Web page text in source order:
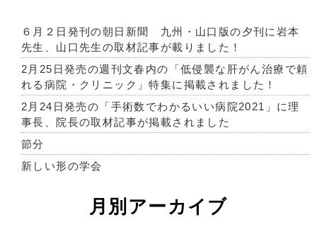
６月２日発刊の朝日新聞 九州・山口版の夕刊に岩本
先生、山口先生の取材記事が載りました！
2月25日発売の週刊文春内の「低侵襲な肝がん治療で頼
れる病院・クリニック」特集に掲載されました！
2月24日発売の「手術数でわかるいい病院2021」に理
事長、院長の取材記事が掲載されました
節分
新しい形の学会
月別アーカイブ